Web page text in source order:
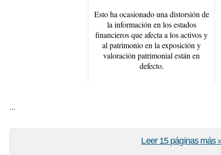
Esto ha ocasionado una distorsión de
la información en los estados
financieros que afecta a los activos y
al patrimonio en la exposición y
valoración patrimonial están en
defecto.
...
Leer 15 páginas más